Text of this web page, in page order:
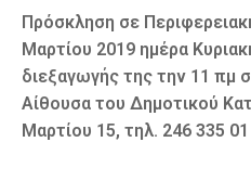
Πρόσκληση σε
Μαρτίου 2019 ημέρα
διεξαγωγής της την 11 πμ
Αίθουσα του Δημοτικού
Μαρτίου 15, τηλ. 246 335 01